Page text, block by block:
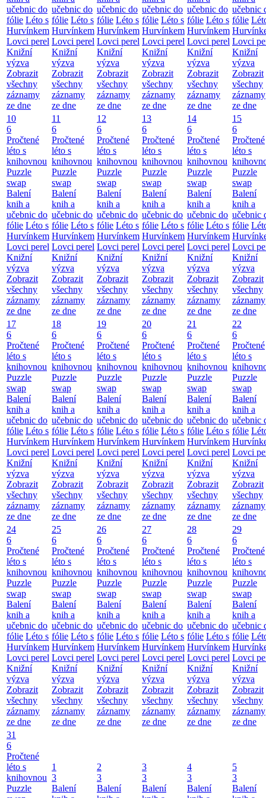
učebnic do
fólie Léto s
Hurvínkem
Lovci perel
Knižní
výzva
Zobrazit
všechny
záznamy
ze dne
učebnic do
fólie Léto s
Hurvínkem
Lovci perel
Knižní
výzva
Zobrazit
všechny
záznamy
ze dne
učebnic do
fólie Léto s
Hurvínkem
Lovci perel
Knižní
výzva
Zobrazit
všechny
záznamy
ze dne
učebnic do
fólie Léto s
Hurvínkem
Lovci perel
Knižní
výzva
Zobrazit
všechny
záznamy
ze dne
učebnic do
fólie Léto s
Hurvínkem
Lovci perel
Knižní
výzva
Zobrazit
všechny
záznamy
ze dne
učebnic
fólie
Lovci
Knižní
výzva
Zobrazit
všechny
záznamy
ze dne
10
6
Pročtené
léto s
knihovnou
Puzzle
swap
Balení
knih a
učebnic do
fólie Léto s
Hurvínkem
Lovci perel
Knižní
výzva
Zobrazit
všechny
záznamy
ze dne
11
6
Pročtené
léto s
knihovnou
Puzzle
swap
Balení
knih a
učebnic do
fólie Léto s
Hurvínkem
Lovci perel
Knižní
výzva
Zobrazit
všechny
záznamy
ze dne
12
6
Pročtené
léto s
knihovnou
Puzzle
swap
Balení
knih a
učebnic do
fólie Léto s
Hurvínkem
Lovci perel
Knižní
výzva
Zobrazit
všechny
záznamy
ze dne
13
6
Pročtené
léto s
knihovnou
Puzzle
swap
Balení
knih a
učebnic do
fólie Léto s
Hurvínkem
Lovci perel
Knižní
výzva
Zobrazit
všechny
záznamy
ze dne
14
6
Pročtené
léto s
knihovnou
Puzzle
swap
Balení
knih a
učebnic do
fólie Léto s
Hurvínkem
Lovci perel
Knižní
výzva
Zobrazit
všechny
záznamy
ze dne
15
6
Pročtené
léto s
Puzzle
swap
Balení
knih a
učebnic
fólie
Lovci
Knižní
výzva
Zobrazit
všechny
záznamy
ze dne
17
6
Pročtené
léto s
knihovnou
Puzzle
swap
Balení
knih a
učebnic do
fólie Léto s
Hurvínkem
Lovci perel
Knižní
výzva
Zobrazit
všechny
záznamy
ze dne
18
6
Pročtené
léto s
knihovnou
Puzzle
swap
Balení
knih a
učebnic do
fólie Léto s
Hurvínkem
Lovci perel
Knižní
výzva
Zobrazit
všechny
záznamy
ze dne
19
6
Pročtené
léto s
knihovnou
Puzzle
swap
Balení
knih a
učebnic do
fólie Léto s
Hurvínkem
Lovci perel
Knižní
výzva
Zobrazit
všechny
záznamy
ze dne
20
6
Pročtené
léto s
knihovnou
Puzzle
swap
Balení
knih a
učebnic do
fólie Léto s
Hurvínkem
Lovci perel
Knižní
výzva
Zobrazit
všechny
záznamy
ze dne
21
6
Pročtené
léto s
knihovnou
Puzzle
swap
Balení
knih a
učebnic do
fólie Léto s
Hurvínkem
Lovci perel
Knižní
výzva
Zobrazit
všechny
záznamy
ze dne
22
6
Pročtené
léto s
Puzzle
swap
Balení
knih a
učebnic
fólie
Lovci
Knižní
výzva
Zobrazit
všechny
záznamy
ze dne
24
6
Pročtené
léto s
knihovnou
Puzzle
swap
Balení
knih a
učebnic do
fólie Léto s
Hurvínkem
Lovci perel
Knižní
výzva
Zobrazit
všechny
záznamy
ze dne
25
6
Pročtené
léto s
knihovnou
Puzzle
swap
Balení
knih a
učebnic do
fólie Léto s
Hurvínkem
Lovci perel
Knižní
výzva
Zobrazit
všechny
záznamy
ze dne
26
6
Pročtené
léto s
knihovnou
Puzzle
swap
Balení
knih a
učebnic do
fólie Léto s
Hurvínkem
Lovci perel
Knižní
výzva
Zobrazit
všechny
záznamy
ze dne
27
6
Pročtené
léto s
knihovnou
Puzzle
swap
Balení
knih a
učebnic do
fólie Léto s
Hurvínkem
Lovci perel
Knižní
výzva
Zobrazit
všechny
záznamy
ze dne
28
6
Pročtené
léto s
knihovnou
Puzzle
swap
Balení
knih a
učebnic do
fólie Léto s
Hurvínkem
Lovci perel
Knižní
výzva
Zobrazit
všechny
záznamy
ze dne
29
6
Pročtené
léto s
Puzzle
swap
Balení
knih a
učebnic
fólie
Lovci
Knižní
výzva
Zobrazit
všechny
záznamy
ze dne
31
6
Pročtené
léto s
knihovnou
Puzzle
1
3
Balení
2
3
Balení
3
3
Balení
4
3
Balení
5
3
Balení